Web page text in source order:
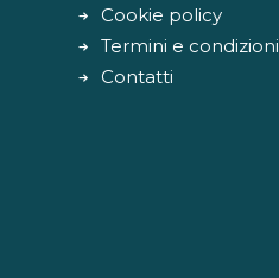
Cookie policy
Termini e condizioni
Contatti